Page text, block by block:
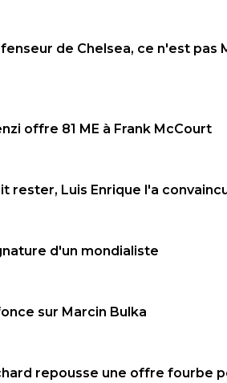
de Chelsea, ce n'est pas
offre 81 ME à Frank McCourt
rester, Luis Enrique l'a
d'un mondialiste
sur Marcin Bulka
repousse une offre fourbe